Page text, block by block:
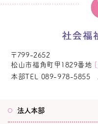
〒799-2652
松山市福角町甲1829番地
本部TEL
089-978-5855
法人本部